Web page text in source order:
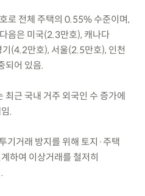
로 전체 주택의 0.55% 수준이며,
음은 미국(2.3만호), 캐나다
(4.2만호), 서울(2.5만호), 인천
되어 있음.
근 국내 거주 외국인 수 증가에
.
기거래 방지를 위해 토지·주택
하여 이상거래를 철저히